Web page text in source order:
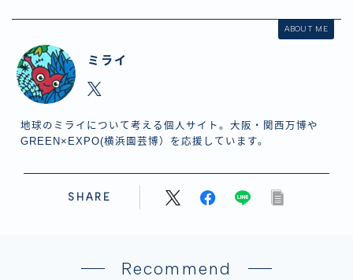
ABOUT ME
ミライ
地球のミライについて考える個人サイト。大阪・関西万博や
GREEN×EXPO(横浜園芸博）を応援しています。
SHARE
Recommend